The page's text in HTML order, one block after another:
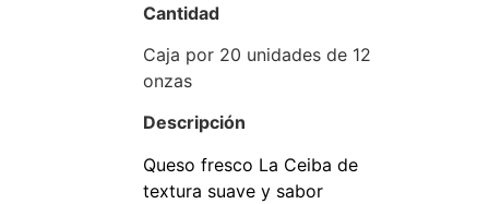
Cantidad
Caja por 20 unidades de 12
onzas
Descripción
Queso fresco La Ceiba de
textura suave y sabor